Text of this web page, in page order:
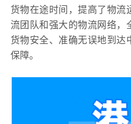
货物在途时间，提高了物流
流团队和强大的物流网络，
货物安全、准确无误地到达
保障。